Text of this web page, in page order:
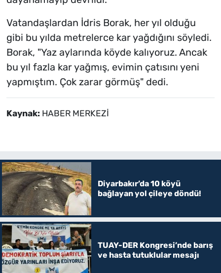
Vatandaşlardan İdris Borak, her yıl olduğu
gibi bu yılda metrelerce kar yağdığını söyledi.
Borak, "Yaz aylarında köyde kalıyoruz. Ancak
bu yıl fazla kar yağmış, evimin çatısını yeni
yapmıştım. Çok zarar görmüş" dedi.
Kaynak: HABER MERKEZİ
Diyarbakır’da 10 köyü
bağlayan yol çileye döndü!
TUAY-DER Kongresi’nde barış
ve hasta tutuklular mesajı